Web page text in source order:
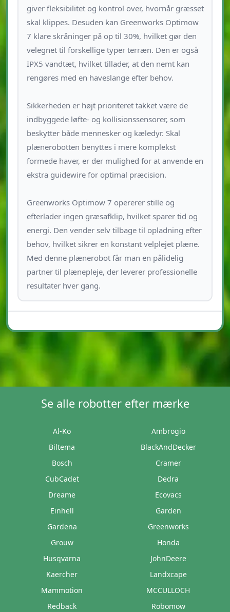
giver fleksibilitet og kontrol over, hvornår græsset
skal klippes. Desuden kan Greenworks Optimow
7 klare skråninger på op til 30%, hvilket gør den
velegnet til forskellige typer terræn. Den er også
IPX5 vandtæt, hvilket tillader, at den nemt kan
rengøres med en haveslange efter behov.
Sikkerheden er højt prioriteret takket være de
indbyggede løfte- og kollisionssensorer, som
beskytter både mennesker og kæledyr. Skal
plænerobotten benyttes i mere komplekst
formede haver, er der mulighed for at anvende en
ekstra guidewire for optimal præcision.
Greenworks Optimow 7 opererer stille og
efterlader ingen græsafklip, hvilket sparer tid og
energi. Den vender selv tilbage til opladning efter
behov, hvilket sikrer en konstant velplejet plæne.
Med denne plænerobot får man en pålidelig
partner til plænepleje, der leverer professionelle
resultater hver gang.
Se alle robotter efter mærke
Al-Ko
Ambrogio
Biltema
BlackAndDecker
Bosch
Cramer
CubCadet
Dedra
Dreame
Ecovacs
Einhell
Garden
Gardena
Greenworks
Grouw
Honda
Husqvarna
JohnDeere
Kaercher
Landxcape
Mammotion
MCCULLOCH
Redback
Robomow